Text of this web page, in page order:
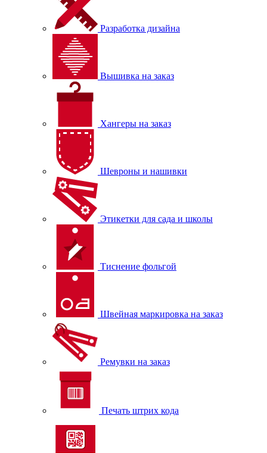
Разработка дизайна
Вышивка на заказ
Хангеры на заказ
Шевроны и нашивки
Этикетки для сада и школы
Тиснение фольгой
Швейная маркировка на заказ
Ремувки на заказ
Печать штрих кода